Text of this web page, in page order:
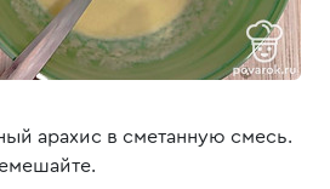
арахис в сметанную смесь.